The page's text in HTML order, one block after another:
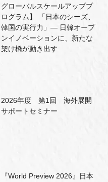
グローバルスケールアッププ
ログラム】 「日本のシーズ、
韓国の実行力」― 日韓オープ
ンイノベーションに、新たな
架け橋が動き出す
2026年度 第1回 海外展開
サポートセミナー
『World Preview 2026』日本